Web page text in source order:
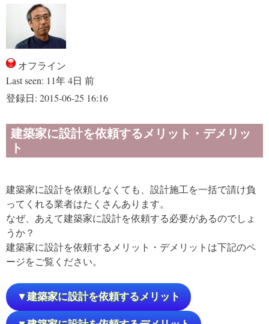
オフライン
Last seen: 11年 4日 前
登録日: 2015-06-25 16:16
建築家に設計を依頼するメリット・デメリッ
ト
建築家に設計を依頼しなくても、設計施工を一括で請け負
ってくれる業者はたくさんあります。
なぜ、あえて建築家に設計を依頼する必要があるのでしょ
うか？
建築家に設計を依頼するメリット・デメリットは下記のペ
ージをご覧ください。
▼建築家に設計を依頼するメリット